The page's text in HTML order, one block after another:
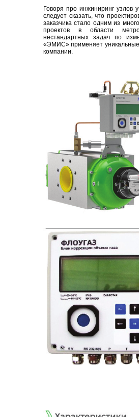
Говоря про инжиниринг узлов
следует сказать, что
заказчика стало одним из
проектов в области
нестандартных задач по
«ЭМИС» применяет уникальные
компании.